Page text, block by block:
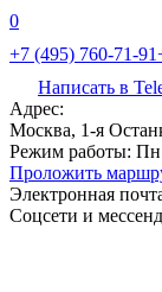
0
+7 (495) 760-71-91
Написать в
Адрес:
Москва, 1-я
Режим работы: Пн
Проложить
Электронная
Соцсети и